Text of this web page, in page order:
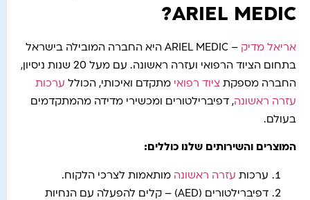
ARIEL MEDIC?
אריאל מדיק
– ARIEL MEDIC היא החברה המובילה בישראל
בתחום הציוד הרפואי ועזרה ראשונה. עם מעל 20 שנות ניסיון,
החברה מספקת ציוד רפואי מתקדם ואיכותי, הכולל ערכות
עזרה ראשונה, דפיברילטורים ומכשירי מדידה מהמתקדמים
בעולם.
המוצרים והשירותים שלנו כוללים:
ערכות עזרה ראשונה מותאמות לצרכי הלקוח.
דפיברילטורים (AED) – קלים להפעלה עם הנחיות